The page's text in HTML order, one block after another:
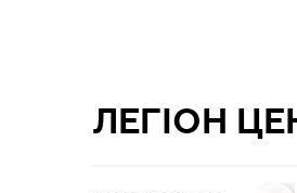
ЛЕГІОН